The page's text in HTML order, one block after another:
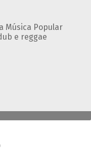
Música Popular
e reggae